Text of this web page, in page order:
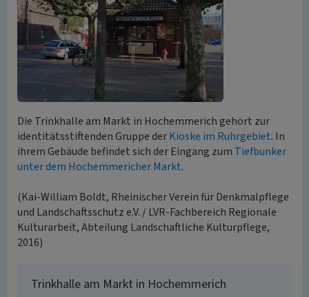
Die Trinkhalle am Markt in Hochemmerich gehört zur
identitätsstiftenden Gruppe derKioske im Ruhrgebiet. In
ihrem Gebäude befindet sich der Eingang zum Tiefbunker
unter dem Hochemmericher Markt.
(Kai-William Boldt, Rheinischer Verein für Denkmalpflege
und Landschaftsschutz e.V. / LVR-Fachbereich Regionale
Kulturarbeit, Abteilung Landschaftliche Kulturpflege,
2016)
Trinkhalle am Markt in Hochemmerich